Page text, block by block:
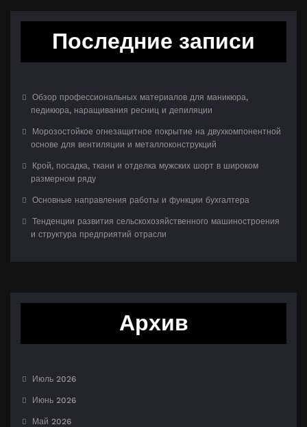
Последние записи
Обзор профессиональных материалов для маникюра,
педикюра, наращивания ресниц и депиляции
Морозостойкое огнезащитное покрытие на двухкомпонентной
основе для вентиляции и металлоконструкций
Крой, посадка, ткани и отделка мужских шорт в широком
размерном ряду
Основные направления работы и функции бухгалтера
Тенденции развития сельскохозяйственного машиностроения
и структура предприятий отрасли
Архив
Июль 2026
Июнь 2026
Май 2026